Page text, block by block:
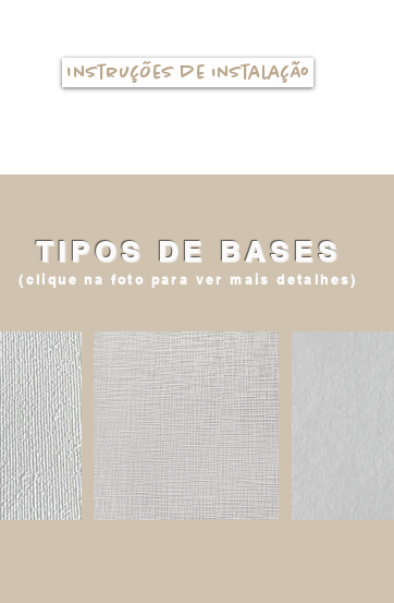
Instruções de instalação
TIPOS DE BASES
(clique na foto para ver mais detalhes)